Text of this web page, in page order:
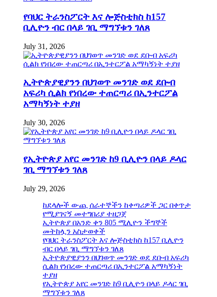
የባህር ትራንስፖርት እና ሎጅስቲክስ ከ157
ቢሊዮን ብር በላይ ገቢ ማግኘቱን ገለጸ
July 31, 2026
ኢትዮጵያዊያንን በህገወጥ መንገድ ወደ ደቡብ
አፍሪካ ሲልክ የነበረው ተጠርጣሪ በኢንተርፖል
አማካኝነት ተያዘ
July 30, 2026
የኢትዮጵያ አየር መንገድ ከ9 ቢሊዮን በላይ ዶላር
ገቢ ማግኘቱን ገለጸ
July 29, 2026
ከደላሎች ውጪ ሰራተኞችን ከቀጣሪዎች ጋር በቀጥታ
የሚያገናኝ መተግበሪያ ተዘጋጀ
ኢትዮጵያ በአንድ ቀን 805 ሚሊዮን ችግኞች
መትከሏን አስታወቀች
የባህር ትራንስፖርት እና ሎጅስቲክስ ከ157 ቢሊዮን
ብር በላይ ገቢ ማግኘቱን ገለጸ
ኢትዮጵያዊያንን በህገወጥ መንገድ ወደ ደቡብ አፍሪካ
ሲልክ የነበረው ተጠርጣሪ በኢንተርፖል አማካኝነት
ተያዘ
የኢትዮጵያ አየር መንገድ ከ9 ቢሊዮን በላይ ዶላር ገቢ
ማግኘቱን ገለጸ